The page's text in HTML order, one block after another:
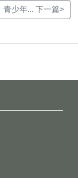
青少年... 下一篇>